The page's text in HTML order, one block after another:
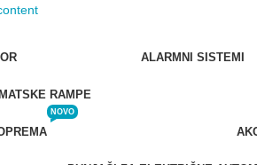
ALARMNI SISTEMI
RAMPE
NOVO